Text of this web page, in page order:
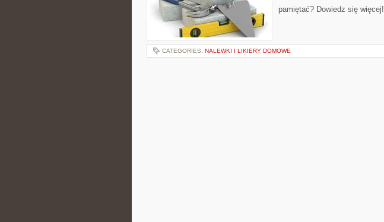
pamiętać? Dowiedz się więcej!
CATEGORIES: NALEWKI I LIKIERY DOMOWE